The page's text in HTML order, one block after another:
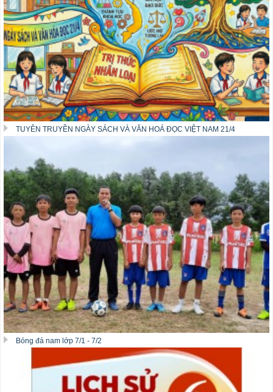
TUYÊN TRUYỀN NGÀY SÁCH VÀ VĂN HOÁ ĐỌC VIỆT NAM 21/4
Bóng đá nam lớp 7/1 - 7/2